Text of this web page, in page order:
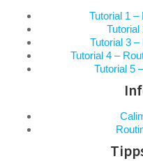
Tutorial 1 –
Tutorial 3
Tutorial 4 –
Tutorial 5